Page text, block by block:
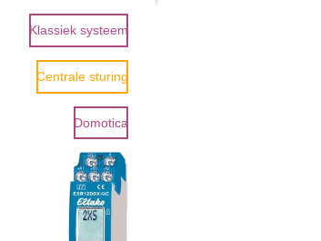
Klassiek systeem
Centrale sturing
Domotica